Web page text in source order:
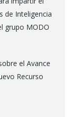
de Inteligencia
grupo MODO
el Avance
Recurso